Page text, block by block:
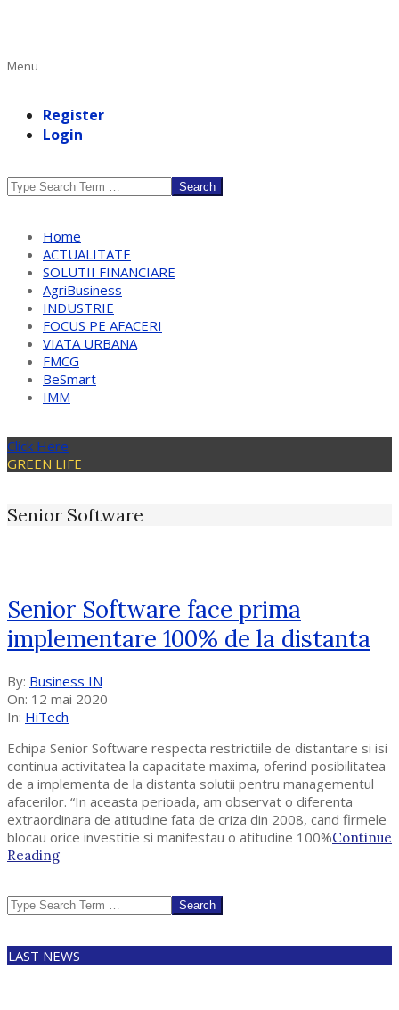
Primary
Menu
Register
Login
Search
Home
ACTUALITATE
SOLUTII FINANCIARE
AgriBusiness
INDUSTRIE
FOCUS PE AFACERI
VIATA URBANA
FMCG
BeSmart
IMM
Click Here
GREEN LIFE
Senior Software
Senior Software face prima
implementare 100% de la distanta
2020-
05-
12
By: Business IN
On: 12 mai 2020
In: HiTech
Echipa Senior Software respecta restrictiile de distantare si isi
continua activitatea la capacitate maxima, oferind posibilitatea
de a implementa de la distanta solutii pentru managementul
afacerilor. “In aceasta perioada, am observat o diferenta
extraordinara de atitudine fata de criza din 2008, cand firmele
blocau orice investitie si manifestau o atitudine 100%Continue
Reading
Search
LAST NEWS